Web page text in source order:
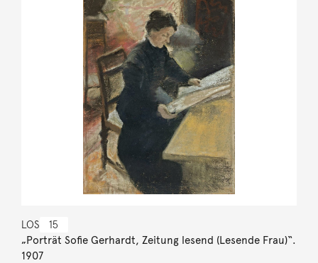
LOS 15
„Porträt Sofie Gerhardt, Zeitung lesend (Lesende Frau)“.
1907